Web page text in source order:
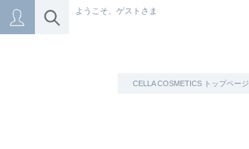
ようこそ、ゲストさま
CELLA COSMETICS トップページ